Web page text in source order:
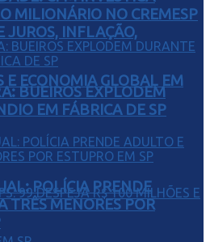
JUROS, INFLAÇÃO,
E ECONOMIA GLOBAL EM
MILIONÁRIO NO CREMESP
BUEIROS EXPLODEM
EM FÁBRICA DE SP
POLÍCIA PRENDE
TRÊS MENORES POR